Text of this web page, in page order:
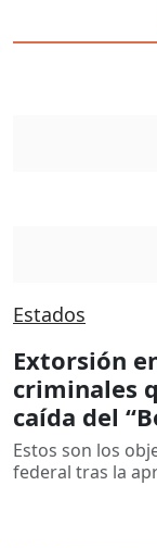
Estados
Extorsión
criminales
caída del
Estos son los
federal tras la